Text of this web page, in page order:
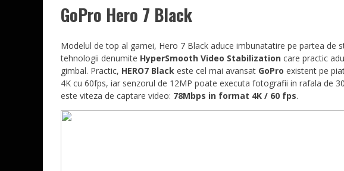
GoPro Hero 7 Black
Modelul de top al gamei, Hero 7 Black aduce imbunatatire pe partea de
tehnologii denumite HyperSmooth Video Stabilization care practic
gimbal. Practic, HERO7 Black este cel mai avansat GoPro existent pe
4K cu 60fps, iar senzorul de 12MP poate executa fotografii in rafala de
este viteza de captare video: 78Mbps in format 4K / 60 fps.